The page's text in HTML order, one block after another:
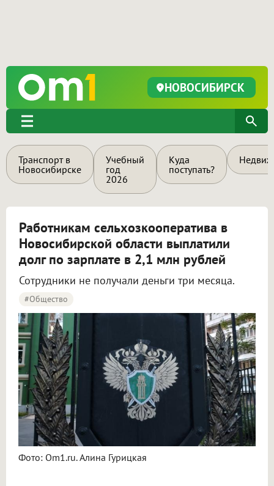
НОВОСИБИРСК
Транспорт в
Новосибирске
Учебный
год
2026
Куда
поступать?
Работникам сельхозкооператива в
Новосибирской области выплатили
долг по зарплате в 2,1 млн рублей
Сотрудники не получали деньги три месяца.
#Общество
Фото: Om1.ru. Алина Гурицкая